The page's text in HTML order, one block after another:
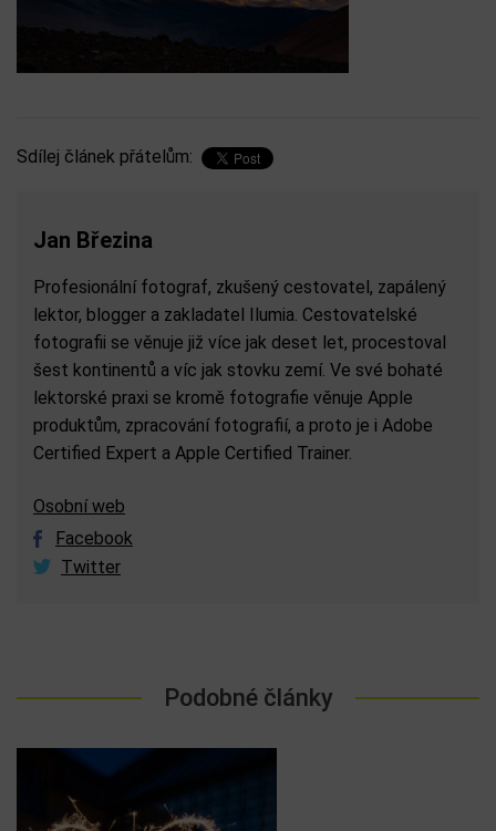
Sdílej článek přátelům:
Jan Březina
Profesionální fotograf, zkušený cestovatel, zapálený
lektor, blogger a zakladatel Ilumia. Cestovatelské
fotografii se věnuje již více jak deset let, procestoval
šest kontinentů a víc jak stovku zemí. Ve své bohaté
lektorské praxi se kromě fotografie věnuje Apple
produktům, zpracování fotografií, a proto je i Adobe
Certified Expert a Apple Certified Trainer.
Osobní web
Facebook
Twitter
Podobné články